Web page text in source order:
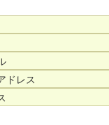
ドレス